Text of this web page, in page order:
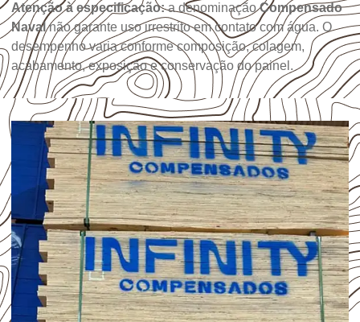
Atenção à especificação:a denominaçãoCompensado
Navalnão garante uso irrestrito em contato com água. O
desempenho varia conforme composição, colagem,
acabamento, exposição e conservação do painel.